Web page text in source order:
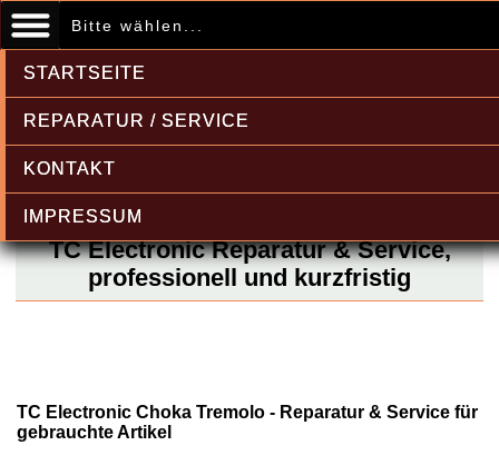
Bitte wählen...
STARTSEITE
REPARATUR / SERVICE
KONTAKT
IMPRESSUM
TC Electronic Reparatur & Service,
professionell und kurzfristig
TC Electronic Choka Tremolo - Reparatur & Service für
gebrauchte Artikel